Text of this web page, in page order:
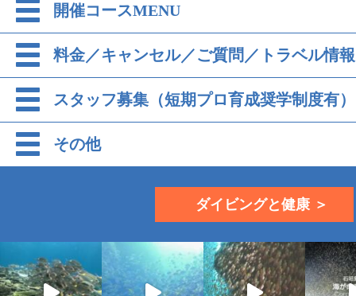
開催コースMENU
料金／キャンセル／ご質問／トラベル情報
スタッフ募集（短期プロ育成奨学制度有）
その他
ダイビングと健康 ＞